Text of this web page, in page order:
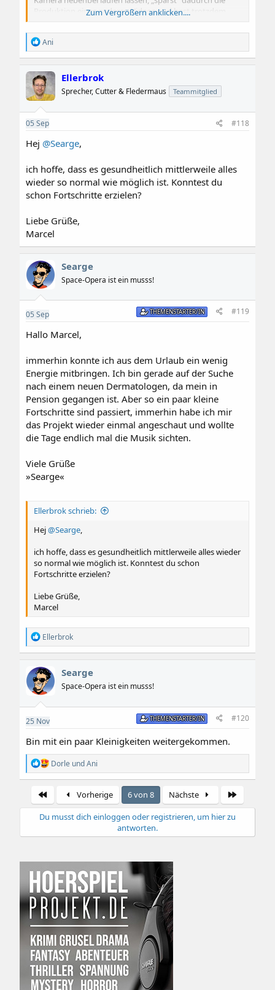
Produktion eines anderen Videos und hast trotzdem
nichts mehr schreiben, sondern verlinkst einfach einmal
im Monat ein aktuelles Schnittvideo. Ist doch eine win-
win-Situation.
Ich wünsche dir, du bekommst deine gesundheitliche
Situation soweit in den Griff, dass du mit deinem Hobby
hier wieder durchstarten kannst.
Zum Vergrößern anklicken....
R
e
a
k
t
i
o
n
e
n
:
Ani
Ellerbrok
Sprecher, Cutter & Fledermaus Teammitglied
05 Sep #118
Hej @Searge,
ich hoffe, dass es gesundheitlich mittlerweile alles
wieder so normal wie möglich ist. Konntest du
schon Fortschritte erzielen?
Liebe Grüße,
Marcel
Searge
Space-Opera ist ein musss!
05 Sep THEMENSTARTER/IN #119
Hallo Marcel,
immerhin konnte ich aus dem Urlaub ein wenig
Energie mitbringen. Ich bin gerade auf der Suche
nach einem neuen Dermatologen, da mein in
Pension gegangen ist. Aber so ein paar kleine
Fortschritte sind passiert, immerhin habe ich mir
das Projekt wieder einmal angeschaut und wollte
die Tage endlich mal die Musik sichten.
Viele Grüße
»Searge«
Ellerbrok schrieb:
Hej@Searge,
ich hoffe, dass es gesundheitlich mittlerweile alles wieder
so normal wie möglich ist. Konntest du schon
Fortschritte erzielen?
Liebe Grüße,
Marcel
R
e
a
k
t
i
o
n
n
Ellerbrok
Searge
Space-Opera ist ein musss!
25 Nov THEMENSTARTER/IN #120
Bin mit ein paar Kleinigkeiten weitergekommen.
R
e
a
t
i
o
:
Dorle undAni
Erste Vorherige 6 von 8 Nächste
Du musst dich einloggen oder registrieren, um hier zu
antworten.